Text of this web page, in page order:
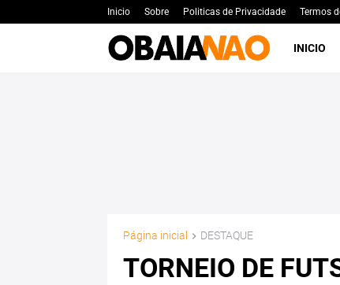
Inicio Sobre Politicas de Privacidade Termos
INICIO
Página inicial DESTAQUE
TORNEIO DE